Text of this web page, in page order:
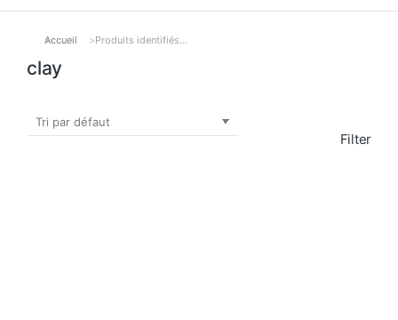
Vous êtes ici :
Accueil Produits identifiés…
clay
Filter